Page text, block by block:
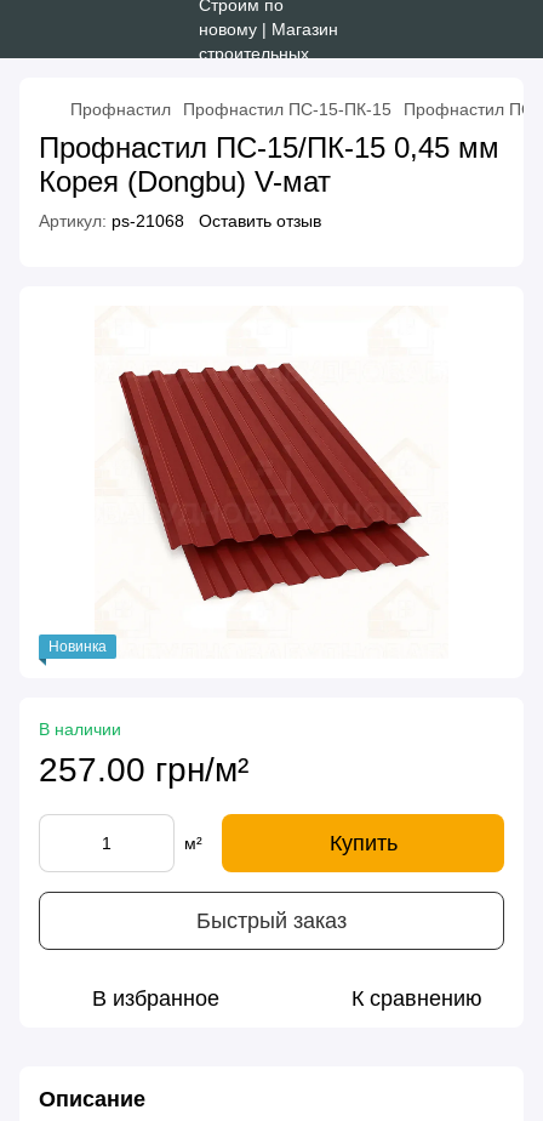
Профнастил Профнастил ПС-15-ПК-15 Профнастил ПС-
Профнастил ПС-15/ПК-15 0,45 мм
Корея (Dongbu) V-мат
Артикул: ps-21068 Оставить отзыв
Новинка
В наличии
257.00 грн/м²
м² Купить
Быстрый заказ
В избранное К сравнению
Описание